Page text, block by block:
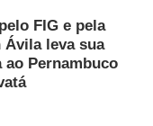
FIG e pela
Ávila leva sua
Pernambuco